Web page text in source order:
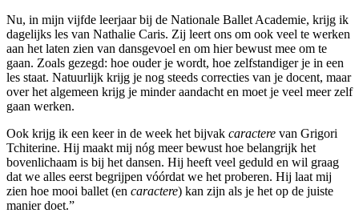
Nu, in mijn vijfde leerjaar bij de Nationale Ballet Academie, krijg ik
dagelijks les van Nathalie Caris. Zij leert ons om ook veel te werken
aan het laten zien van dansgevoel en om hier bewust mee om te
gaan. Zoals gezegd: hoe ouder je wordt, hoe zelfstandiger je in een
les staat. Natuurlijk krijg je nog steeds correcties van je docent, maar
over het algemeen krijg je minder aandacht en moet je veel meer zelf
gaan werken.
Ook krijg ik een keer in de week het bijvak caractere van Grigori
Tchiterine. Hij maakt mij nóg meer bewust hoe belangrijk het
bovenlichaam is bij het dansen. Hij heeft veel geduld en wil graag
dat we alles eerst begrijpen vóórdat we het proberen. Hij laat mij
zien hoe mooi ballet (en caractere) kan zijn als je het op de juiste
manier doet.”